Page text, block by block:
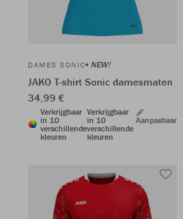
DAMES SONIC NEW!
JAKO T-shirt Sonic damesmaten
34,99 €
Verkrijgbaar
in 10
verschillende
kleuren
Verkrijgbaar
in 10
verschillende
kleuren
Aanpasbaar